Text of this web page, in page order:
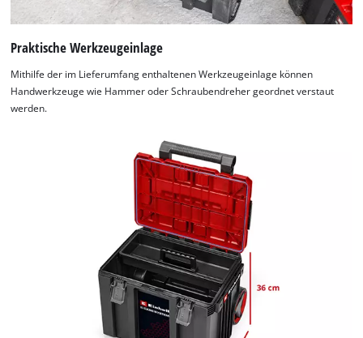
Praktische Werkzeugeinlage
Mithilfe der im Lieferumfang enthaltenen Werkzeugeinlage können
Handwerkzeuge wie Hammer oder Schraubendreher geordnet verstaut
werden.